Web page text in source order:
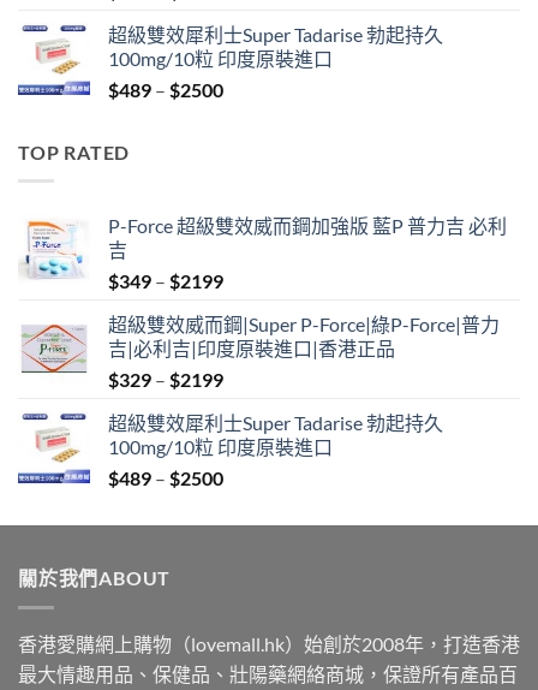
$799
through
$2099
超級雙效犀利士Super Tadarise 勃起持久
100mg/10粒 印度原裝進口
$489 – $2500Price
TOP RATED
P-Force 超級雙效威而鋼加強版 藍P 普力吉 必利
吉
$349 – $2199Price
$349
through
$2199
超級雙效威而鋼|Super P-Force|綠P-Force|普力
吉|必利吉|印度原裝進口|香港正品
$329 – $2199Price
$329
through
$2199
超級雙效犀利士Super Tadarise 勃起持久
100mg/10粒 印度原裝進口
$489 – $2500Price
$489
關於我們ABOUT
香港愛購網上購物（lovemall.hk）始創於2008年，打造香港
最大情趣用品、保健品、壯陽藥網絡商城，保證所有產品百